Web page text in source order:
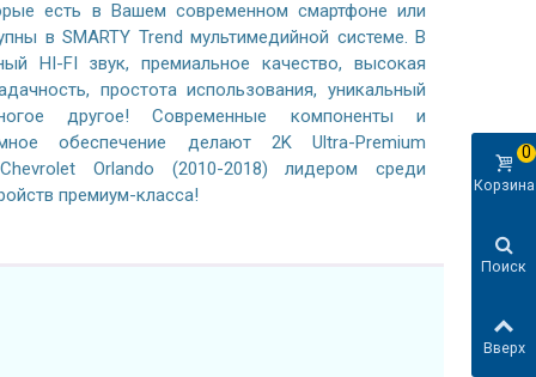
есть в Вашем современном смартфоне или
в SMARTY Trend мультимедийной системе. В
HI-FI звук, премиальное качество, высокая
простота использования, уникальный
другое! Современные компоненты и
обеспечение делают 2K Ultra-Premium
Orlando (2010-2018) лидером среди
премиум-класса!
Корзина
0
Поиск
Вверх